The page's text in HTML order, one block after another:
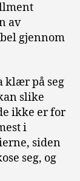
av
gjennom
klær på seg
slike
ikke er for
i
siden
seg, og